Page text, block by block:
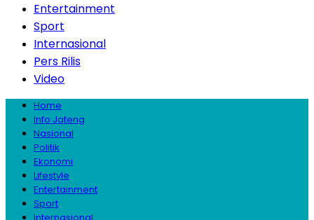
Entertainment
Sport
Internasional
Pers Rilis
Video
Home
Info Jateng
Nasional
Politik
Ekonomi
Lifestyle
Entertainment
Sport